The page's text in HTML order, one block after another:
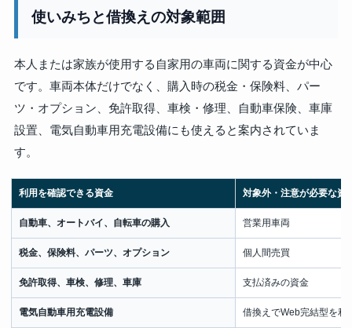
使いみちと借換えの対象範囲
本人または家族が使用する自家用の車両に関する資金が中心
です。車両本体だけでなく、購入時の税金・保険料、パー
ツ・オプション、免許取得、車検・修理、自動車保険、車庫
設置、電気自動車用充電設備にも使えると案内されていま
す。
利用を確認できる資金 対象外・注意が必要な資
自動車、オートバイ、自転車の購入 営業用車両
税金、保険料、パーツ、オプション 個人間売買
免許取得、車検、修理、車庫 支払済みの資金
電気自動車用充電設備 借換えでWeb完結型を利